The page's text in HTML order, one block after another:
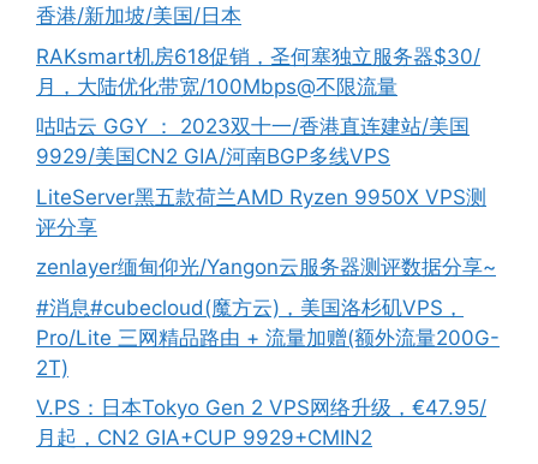
香港/新加坡/美国/日本
RAKsmart机房618促销，圣何塞独立服务器$30/
月，大陆优化带宽/100Mbps@不限流量
咕咕云 GGY ： 2023双十一/香港直连建站/美国
9929/美国CN2 GIA/河南BGP多线VPS
LiteServer黑五款荷兰AMD Ryzen 9950X VPS测
评分享
zenlayer缅甸仰光/Yangon云服务器测评数据分享~
#消息#cubecloud(魔方云)，美国洛杉矶VPS，
Pro/Lite 三网精品路由 + 流量加赠(额外流量200G-
2T)
V.PS：日本Tokyo Gen 2 VPS网络升级，€47.95/
月起，CN2 GIA+CUP 9929+CMIN2